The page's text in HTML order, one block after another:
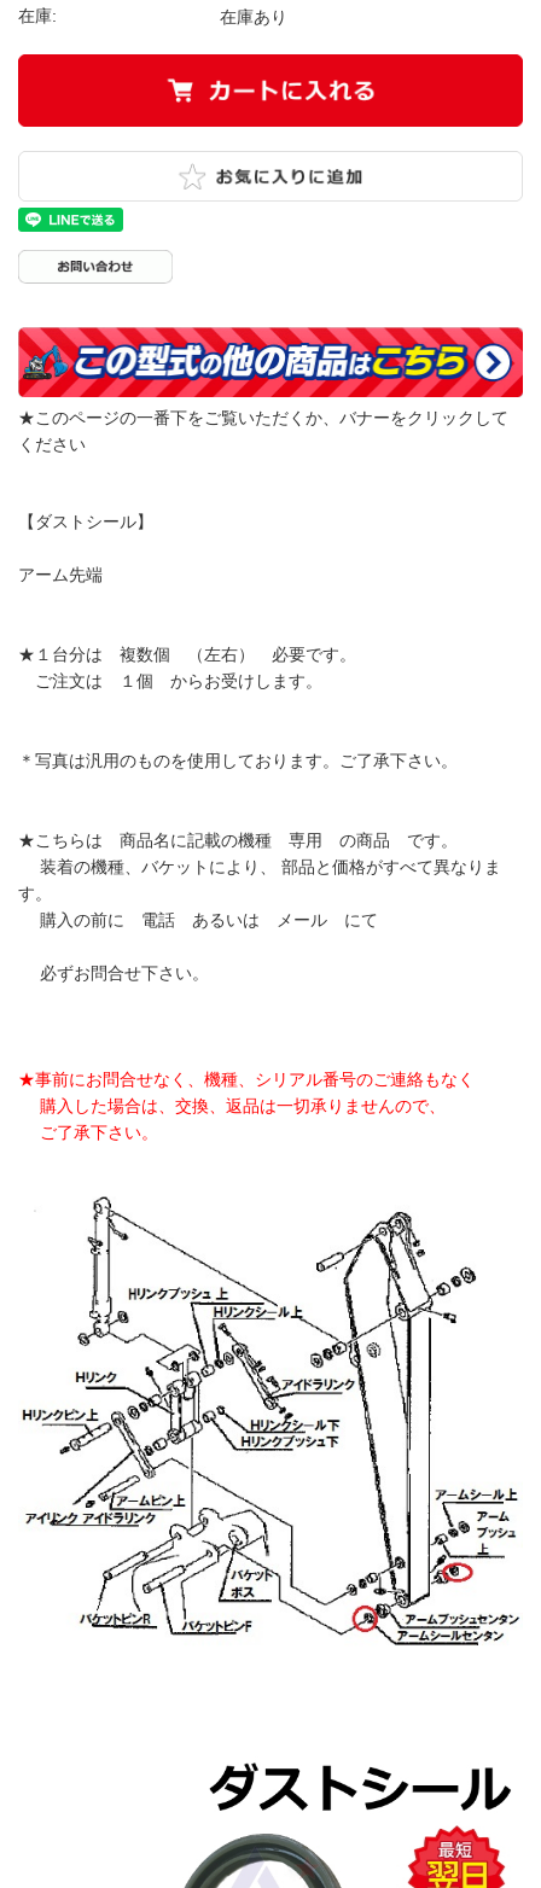
在庫: 在庫あり
★このページの一番下をご覧いただくか、バナーをクリックして
ください
【ダストシール】
アーム先端
★１台分は 複数個 （左右） 必要です。
ご注文は １個 からお受けします。
＊写真は汎用のものを使用しております。ご了承下さい。
★こちらは 商品名に記載の機種 専用 の商品 です。
装着の機種、バケットにより、 部品と価格がすべて異なりま
す。
購入の前に 電話 あるいは メール にて
必ずお問合せ下さい。
★事前にお問合せなく、機種、シリアル番号のご連絡もなく
購入した場合は、交換、返品は一切承りませんので、
ご了承下さい。